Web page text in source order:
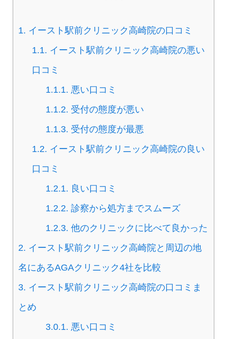
1. イースト駅前クリニック高崎院の口コミ
1.1. イースト駅前クリニック高崎院の悪い
口コミ
1.1.1. 悪い口コミ
1.1.2. 受付の態度が悪い
1.1.3. 受付の態度が最悪
1.2. イースト駅前クリニック高崎院の良い
口コミ
1.2.1. 良い口コミ
1.2.2. 診察から処方までスムーズ
1.2.3. 他のクリニックに比べて良かった
2. イースト駅前クリニック高崎院と周辺の地
名にあるAGAクリニック4社を比較
3. イースト駅前クリニック高崎院の口コミま
とめ
3.0.1. 悪い口コミ